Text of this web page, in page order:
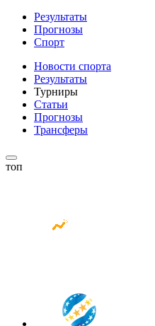
Результаты
Прогнозы
Спорт
Новости спорта
Результаты
Турниры
Статьи
Прогнозы
Трансферы
топ